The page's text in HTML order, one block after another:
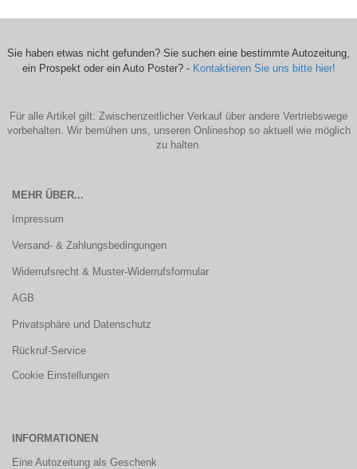
Sie haben etwas nicht gefunden? Sie suchen eine bestimmte Autozeitung,
ein Prospekt oder ein Auto Poster? - Kontaktieren Sie uns bitte hier!
Für alle Artikel gilt: Zwischenzeitlicher Verkauf über andere Vertriebswege
vorbehalten. Wir bemühen uns, unseren Onlineshop so aktuell wie möglich
zu halten.
MEHR ÜBER...
Impressum
Versand- & Zahlungsbedingungen
Widerrufsrecht & Muster-Widerrufsformular
AGB
Privatsphäre und Datenschutz
Rückruf-Service
Cookie Einstellungen
INFORMATIONEN
Eine Autozeitung als Geschenk